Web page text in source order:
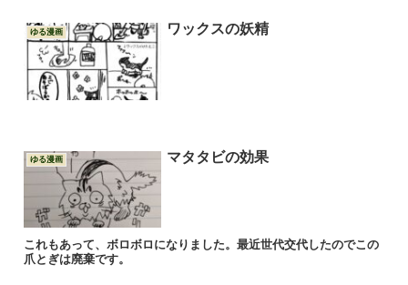
ゆる漫画 ワックスの妖精
ゆる漫画 マタタビの効果
これもあって、ボロボロになりました。最近世代交代したのでこの
爪とぎは廃棄です。